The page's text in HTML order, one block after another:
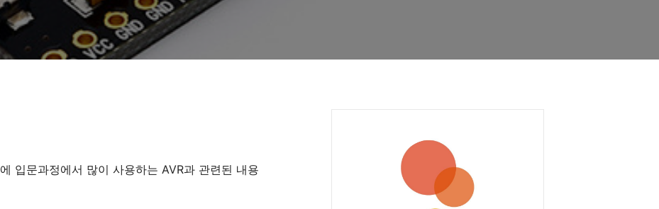
에 입문과정에서 많이 사용하는 AVR과 관련된 내용